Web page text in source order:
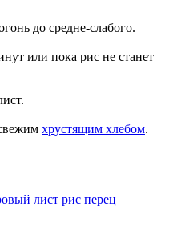
до средне-слабого.
или пока рис не станет
хрустящим хлебом.
лист рис перец